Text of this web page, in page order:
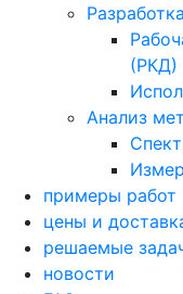
(РКД)
Анализ
примеры работ
цены и
решаемые
новости